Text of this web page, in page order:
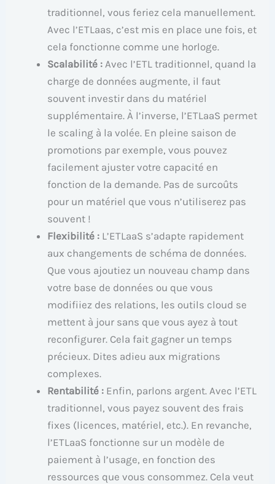
traditionnel, vous feriez cela manuellement.
Avec l’ETLaas, c’est mis en place une fois, et
cela fonctionne comme une horloge.
Scalabilité : Avec l’ETL traditionnel, quand la
charge de données augmente, il faut
souvent investir dans du matériel
supplémentaire. À l’inverse, l’ETLaaS permet
le scaling à la volée. En pleine saison de
promotions par exemple, vous pouvez
facilement ajuster votre capacité en
fonction de la demande. Pas de surcoûts
pour un matériel que vous n’utiliserez pas
souvent !
Flexibilité : L’ETLaaS s’adapte rapidement
aux changements de schéma de données.
Que vous ajoutiez un nouveau champ dans
votre base de données ou que vous
modifiiez des relations, les outils cloud se
mettent à jour sans que vous ayez à tout
reconfigurer. Cela fait gagner un temps
précieux. Dites adieu aux migrations
complexes.
Rentabilité : Enfin, parlons argent. Avec l’ETL
traditionnel, vous payez souvent des frais
fixes (licences, matériel, etc.). En revanche,
l’ETLaaS fonctionne sur un modèle de
paiement à l’usage, en fonction des
ressources que vous consommez. Cela veut